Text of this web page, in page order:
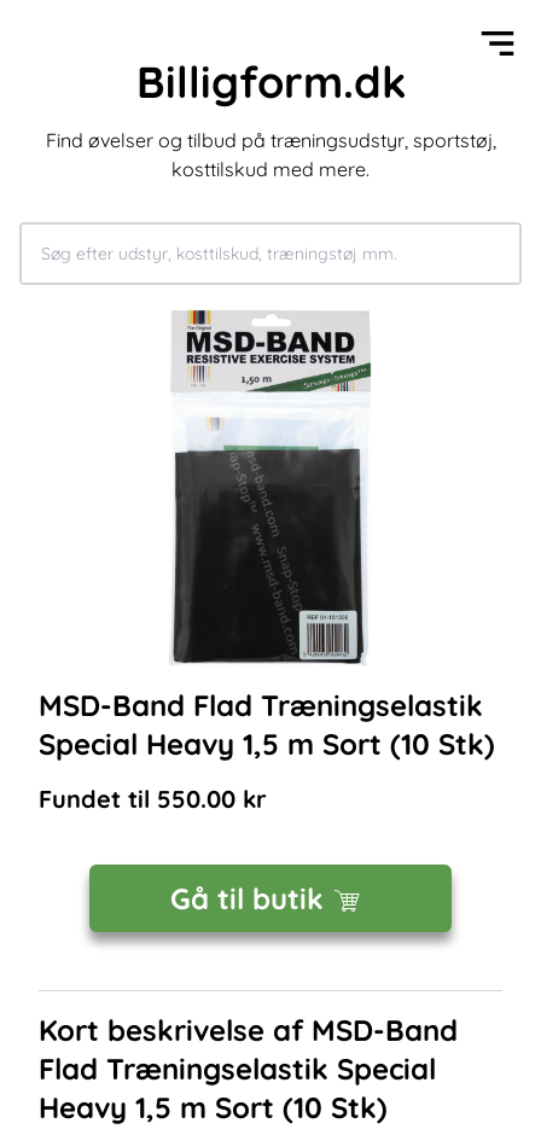
Billigform.dk
Find øvelser og tilbud på træningsudstyr, sportstøj,
kosttilskud med mere.
MSD-Band Flad Træningselastik
Special Heavy 1,5 m Sort (10 Stk)
Fundet til 550.00 kr
Gå til butik
Kort beskrivelse af MSD-Band
Flad Træningselastik Special
Heavy 1,5 m Sort (10 Stk)